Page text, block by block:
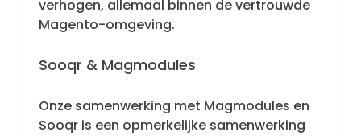
verhogen, allemaal binnen de vertrouwde
Magento-omgeving.
Sooqr & Magmodules
Onze samenwerking met Magmodules en
Sooqr is een opmerkelijke samenwerking